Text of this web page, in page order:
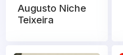
Augusto Niche
Teixeira